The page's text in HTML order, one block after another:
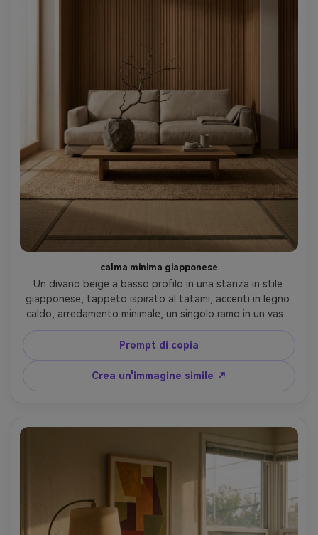
calma minima giapponese
Un divano beige a basso profilo in una stanza in stile
giapponese, tappeto ispirato al tatami, accenti in legno
caldo, arredamento minimale, un singolo ramo in un vaso
di pietra, luce ambientale morbida e calda, composizione
simmetrica, scattato su Canon EOS R6 con obiettivo
35mm, f/5, foto interna ultra realistica, ombre naturali,
umore tranquillo e sereno- -ar 4:5
Prompt di copia
Crea un'immagine simile ↗